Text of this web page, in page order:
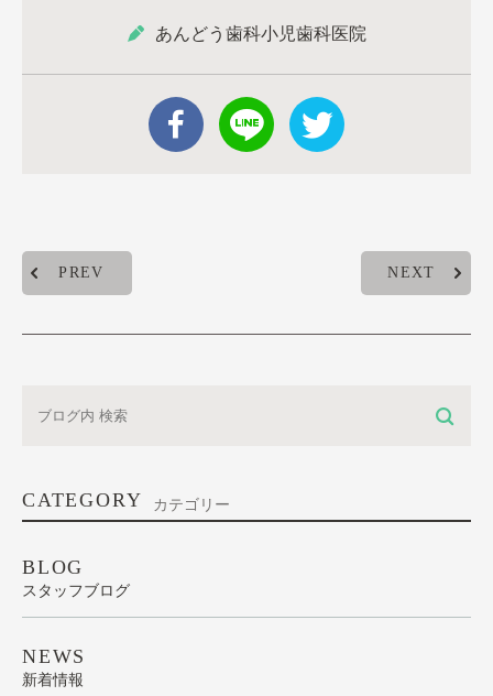
あんどう歯科小児歯科医院
PREV NEXT
CATEGORY カテゴリー
BLOG
スタッフブログ
NEWS
新着情報